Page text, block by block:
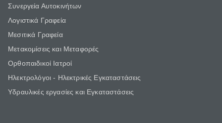
Συνεργεία Αυτοκινήτων
Λογιστικά Γραφεία
Μεσιτικά Γραφεία
Μετακομίσεις και Μεταφορές
Ορθοπαιδικοί Ιατροί
Ηλεκτρολόγοι - Ηλεκτρικές Εγκαταστάσεις
Υδραυλικές εργασίες και Εγκαταστάσεις